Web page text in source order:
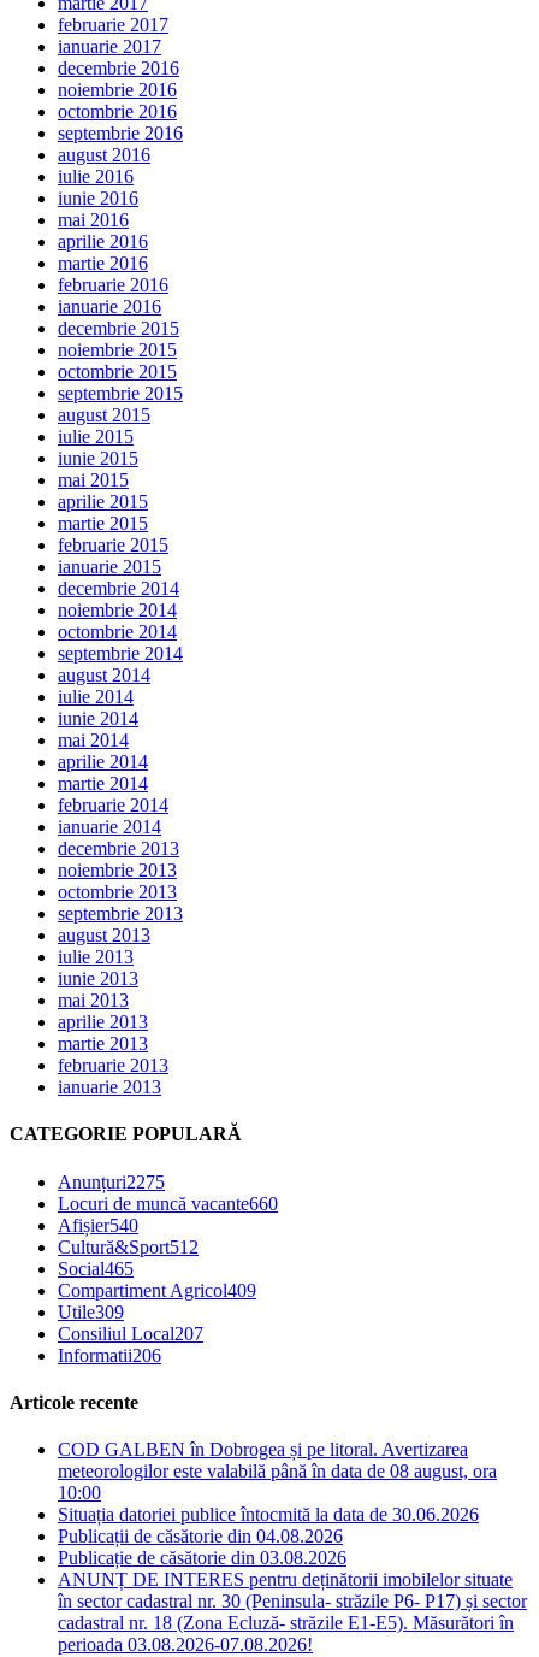
februarie 2017
ianuarie 2017
decembrie 2016
noiembrie 2016
octombrie 2016
septembrie 2016
august 2016
iulie 2016
iunie 2016
mai 2016
aprilie 2016
martie 2016
februarie 2016
ianuarie 2016
decembrie 2015
noiembrie 2015
octombrie 2015
septembrie 2015
august 2015
iulie 2015
iunie 2015
mai 2015
aprilie 2015
martie 2015
februarie 2015
ianuarie 2015
decembrie 2014
noiembrie 2014
octombrie 2014
septembrie 2014
august 2014
iulie 2014
iunie 2014
mai 2014
aprilie 2014
martie 2014
februarie 2014
ianuarie 2014
decembrie 2013
noiembrie 2013
octombrie 2013
septembrie 2013
august 2013
iulie 2013
iunie 2013
mai 2013
aprilie 2013
martie 2013
februarie 2013
ianuarie 2013
CATEGORIE POPULARĂ
Anunțuri2275
Locuri de muncă vacante660
Afișier540
Cultură&Sport512
Social465
Compartiment Agricol409
Utile309
Consiliul Local207
Informatii206
Articole recente
COD GALBEN în Dobrogea și pe litoral. Avertizarea
meteorologilor este valabilă până în data de 08 august, ora
10:00
Situația datoriei publice întocmită la data de 30.06.2026
Publicații de căsătorie din 04.08.2026
Publicație de căsătorie din 03.08.2026
ANUNȚ DE INTERES pentru deținătorii imobilelor situate
în sector cadastral nr. 30 (Peninsula- străzile P6- P17) și sector
cadastral nr. 18 (Zona Ecluză- străzile E1-E5). Măsurători în
perioada 03.08.2026-07.08.2026!